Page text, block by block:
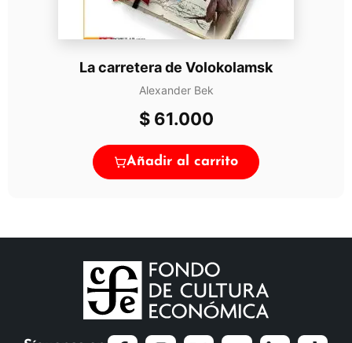
La carretera de Volokolamsk
Alexander Bek
$61.000
Añadir al carrito